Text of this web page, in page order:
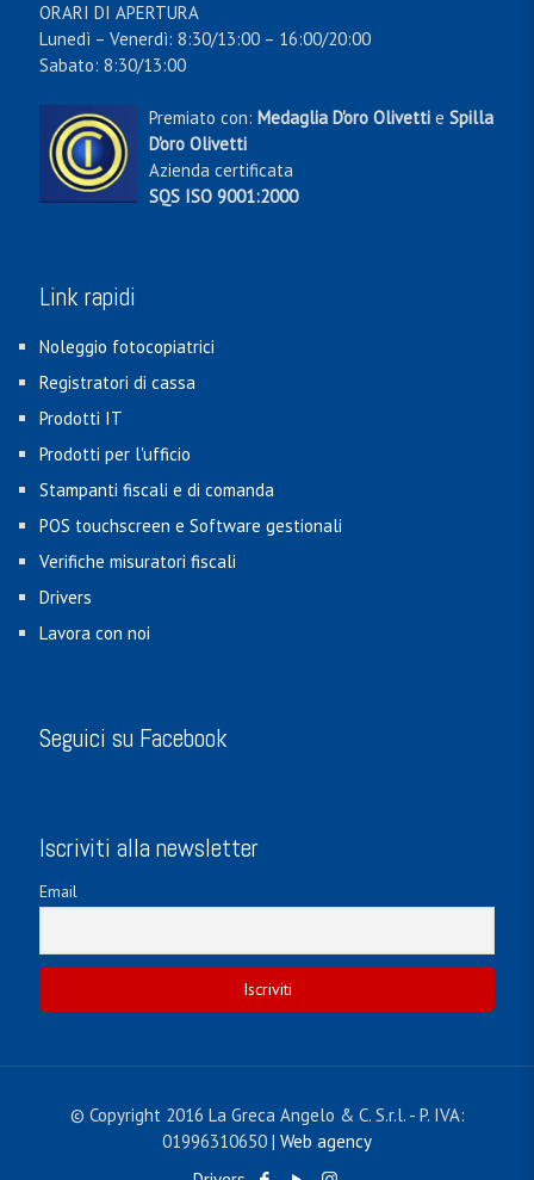
ORARI DI APERTURA
Lunedì – Venerdì: 8:30/13:00 – 16:00/20:00
Sabato: 8:30/13:00
Premiato con: Medaglia D'oro Olivetti e Spilla
D'oro Olivetti
Azienda certificata
SQS ISO 9001:2000
Link rapidi
Noleggio fotocopiatrici
Registratori di cassa
Prodotti IT
Prodotti per l'ufficio
Stampanti fiscali e di comanda
POS touchscreen e Software gestionali
Verifiche misuratori fiscali
Drivers
Lavora con noi
Seguici su Facebook
Iscriviti alla newsletter
Email
© Copyright 2016 La Greca Angelo & C. S.r.l. - P. IVA:
01996310650 | Web agency